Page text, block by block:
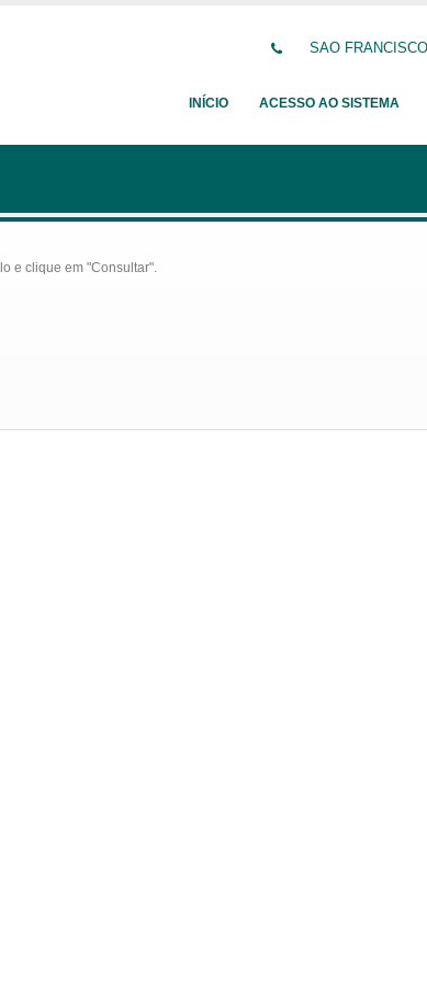
SAO
INÍCIO ACESSO AO SISTEMA
e clique em "Consultar".